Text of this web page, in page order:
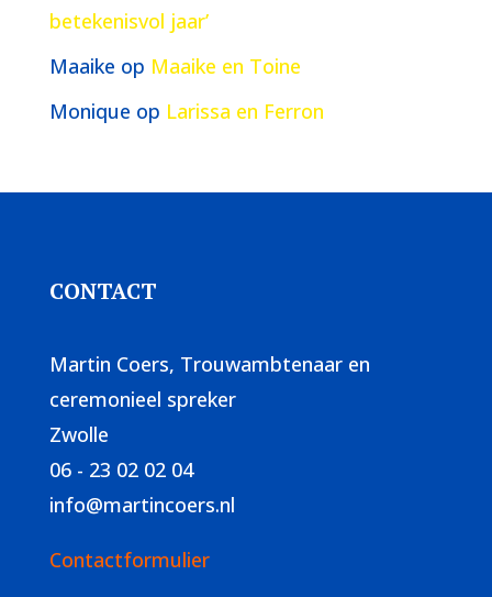
betekenisvol jaar’
Maaike op Maaike en Toine
Monique op Larissa en Ferron
CONTACT
Martin Coers, Trouwambtenaar en
ceremonieel spreker
Zwolle
06 - 23 02 02 04
info@martincoers.nl
Contactformulier